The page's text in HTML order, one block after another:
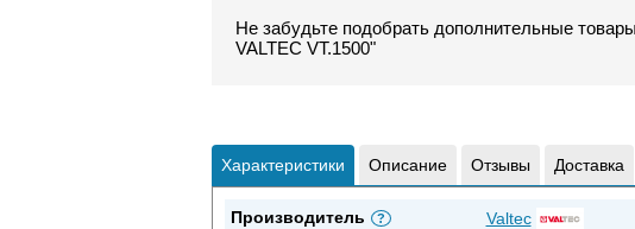
Не забудьте подобрать дополнительные
VALTEC VT.1500"
Характеристики Описание Отзывы Доставка
Производитель ? Valtec